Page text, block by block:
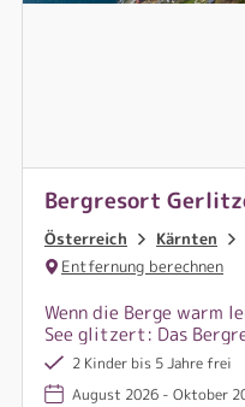
Bergresort
Österreich Kärnten
Entfernung berechnen
Wenn die Berge warm
See glitzert: Das
Sommermomente
2 Kinder bis 5 Jahre frei
August 2026 - Oktober